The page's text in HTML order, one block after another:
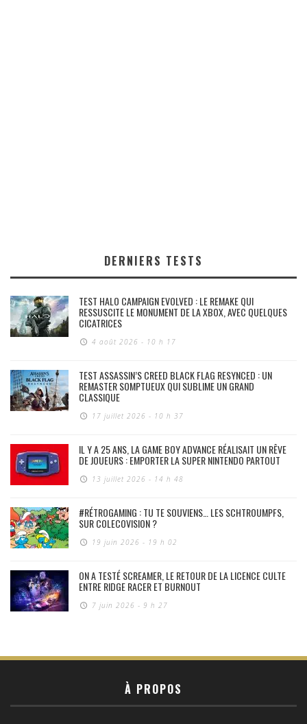
DERNIERS TESTS
TEST HALO CAMPAIGN EVOLVED : LE REMAKE QUI
RESSUSCITE LE MONUMENT DE LA XBOX, AVEC QUELQUES
CICATRICES
4 août 2026 - 10 h 17
TEST ASSASSIN’S CREED BLACK FLAG RESYNCED : UN
REMASTER SOMPTUEUX QUI SUBLIME UN GRAND
CLASSIQUE
17 juillet 2026 - 10 h 37
IL Y A 25 ANS, LA GAME BOY ADVANCE RÉALISAIT UN RÊVE
DE JOUEURS : EMPORTER LA SUPER NINTENDO PARTOUT
13 juillet 2026 - 14 h 48
#RÉTROGAMING : TU TE SOUVIENS… LES SCHTROUMPFS,
SUR COLECOVISION ?
19 juin 2026 - 19 h 02
ON A TESTÉ SCREAMER, LE RETOUR DE LA LICENCE CULTE
ENTRE RIDGE RACER ET BURNOUT
7 juin 2026 - 9 h 27
À PROPOS